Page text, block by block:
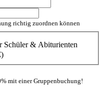
richtig zuordnen können
Schüler & Abiturienten
mit einer Gruppenbuchung!